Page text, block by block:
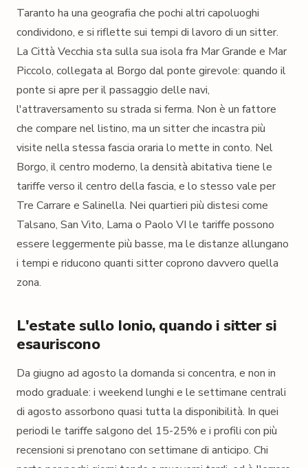
Taranto ha una geografia che pochi altri capoluoghi
condividono, e si riflette sui tempi di lavoro di un sitter.
La Città Vecchia sta sulla sua isola fra Mar Grande e Mar
Piccolo, collegata al Borgo dal ponte girevole: quando il
ponte si apre per il passaggio delle navi,
l'attraversamento su strada si ferma. Non è un fattore
che compare nel listino, ma un sitter che incastra più
visite nella stessa fascia oraria lo mette in conto. Nel
Borgo, il centro moderno, la densità abitativa tiene le
tariffe verso il centro della fascia, e lo stesso vale per
Tre Carrare e Salinella. Nei quartieri più distesi come
Talsano, San Vito, Lama o Paolo VI le tariffe possono
essere leggermente più basse, ma le distanze allungano
i tempi e riducono quanti sitter coprono davvero quella
zona.
L'estate sullo Ionio, quando i sitter si
esauriscono
Da giugno ad agosto la domanda si concentra, e non in
modo graduale: i weekend lunghi e le settimane centrali
di agosto assorbono quasi tutta la disponibilità. In quei
periodi le tariffe salgono del 15-25% e i profili con più
recensioni si prenotano con settimane di anticipo. Chi